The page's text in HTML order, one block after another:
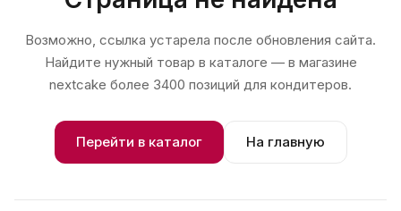
Возможно, ссылка устарела после обновления сайта.
Найдите нужный товар в каталоге — в магазине
nextcake более 3400 позиций для кондитеров.
Перейти в каталог На главную